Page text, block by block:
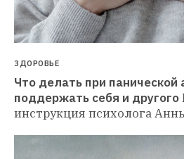
ЗДОРОВЬЕ
Что делать при панической
поддержать себя и другого
инструкция психолога